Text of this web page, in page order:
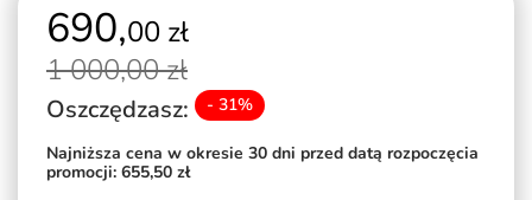
690,00 zł
1 000,00 zł
Oszczędzasz: - 31%
Najniższa cena w okresie 30 dni przed datą rozpoczęcia
promocji: 655,50 zł